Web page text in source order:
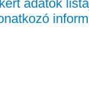
adatok